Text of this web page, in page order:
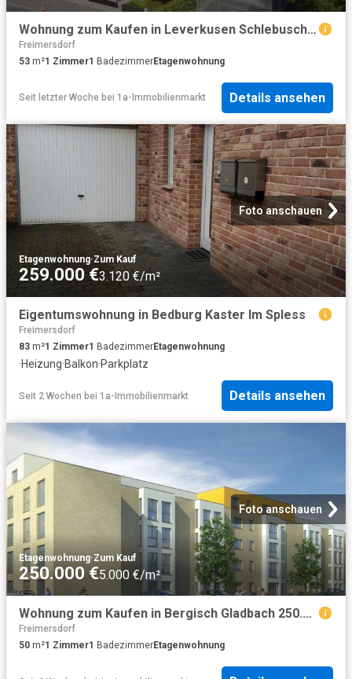
Wohnung zum Kaufen in Leverkusen Schlebusch 330.900,00 EUR 53.05 m²
Freimersdorf
53 m²1 Zimmer1 BadezimmerEtagenwohnung
Seit letzter Woche bei 1a-Immobilienmarkt Details ansehen
Foto anschauen
Etagenwohnung·Zum Kauf
259.000 €3.120 €/m²
Eigentumswohnung in Bedburg Kaster Im Spless
Freimersdorf
83 m²1 Zimmer1 BadezimmerEtagenwohnung
·Heizung·Balkon·Parkplatz
Seit 2 Wochen bei 1a-Immobilienmarkt Details ansehen
Foto anschauen
Etagenwohnung·Zum Kauf
250.000 €5.000 €/m²
Wohnung zum Kaufen in Bergisch Gladbach 250.000,00 EUR 50 m²
Freimersdorf
50 m²1 Zimmer1 BadezimmerEtagenwohnung